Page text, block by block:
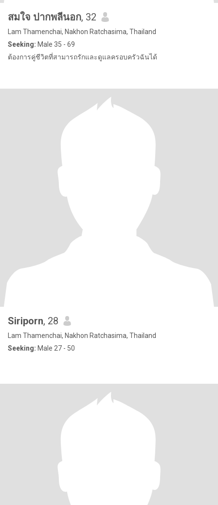
สมใจ ปากพลีนอก, 32
Lam Thamenchai, Nakhon Ratchasima, Thailand
Seeking: Male 35 - 69
ต้องการคู่ชีวิตที่สามารถรักและดูแลครอบครัวฉันได้
Siriporn, 28
Lam Thamenchai, Nakhon Ratchasima, Thailand
Seeking: Male 27 - 50